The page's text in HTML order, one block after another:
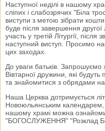
Наступної неділі в нашому
сліпих і слабозрячих "Біла
виступи з метою зібрати
буде після завершення другої
участь у третій Літургії,
наступний виступ. Просимо
цих заходах.
До уваги батьків. Запрошуємо
Вівтарної дружини, які
та знайомитися з обрядами
Наша Церква дотримується
Новоюльянським календарем,
нашому храмі можна
"БОГОСЛУЖЕННЯ" "Розклад